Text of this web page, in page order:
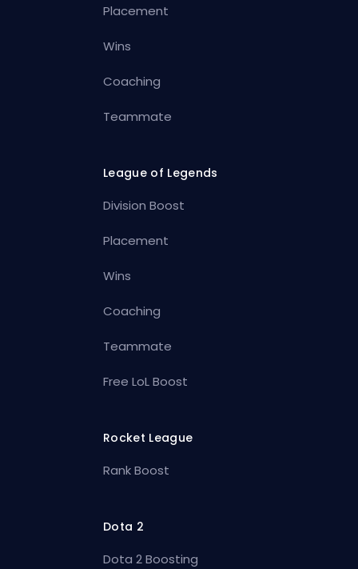
Placement
Wins
Coaching
Teammate
League of Legends
Division Boost
Placement
Wins
Coaching
Teammate
Free LoL Boost
Rocket League
Rank Boost
Dota 2
Dota 2 Boosting